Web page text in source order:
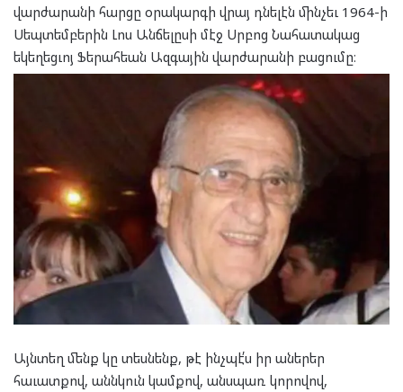
վարժարանի հարցը օրակարգի վրայ դնելէն մինչեւ 1964-ի
Սեպտեմբերին Լոս Անճելըսի մէջ Սրբոց Նահատակաց
եկեղեցւոյ Ֆերահեան Ազգային վարժարանի բացումը։
Այնտեղ մենք կը տեսնենք, թէ ինչպէ՛ս իր աներեր
հաւատքով, աննկուն կամքով, անսպառ կորովով,